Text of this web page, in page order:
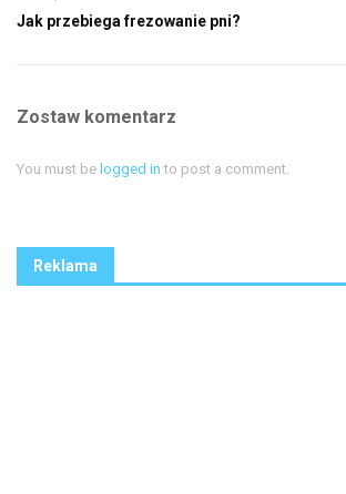
Jak przebiega frezowanie pni?
Zostaw komentarz
You must be logged in to post a comment.
Reklama